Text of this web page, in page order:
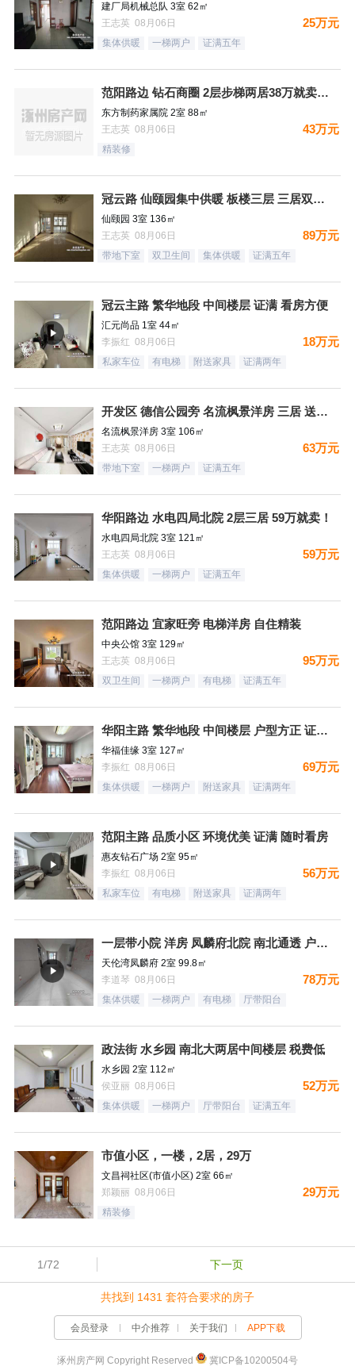
建厂局机械总队 3室 62㎡
王志英 08月06日
25万元
集体供暖 一梯两户 证满五年
范阳路边 钻石商圈 2层步梯两居38万就卖哦！
东方制药家属院 2室 88㎡
王志英 08月06日
43万元
精装修
冠云路 仙颐园集中供暖 板楼三层 三居双卫 集中供暖 ！送地
仙颐园 3室 136㎡
王志英 08月06日
89万元
带地下室 双卫生间 集体供暖 证满五年
冠云主路 繁华地段 中间楼层 证满 看房方便
汇元尚品 1室 44㎡
李振红 08月06日
18万元
私家车位 有电梯 附送家具 证满两年
开发区 德信公园旁 名流枫景洋房 三居 送地下室
名流枫景洋房 3室 106㎡
王志英 08月06日
63万元
带地下室 一梯两户 证满五年
华阳路边 水电四局北院 2层三居 59万就卖！
水电四局北院 3室 121㎡
王志英 08月06日
59万元
集体供暖 一梯两户 证满五年
范阳路边 宜家旺旁 电梯洋房 自住精装
中央公馆 3室 129㎡
王志英 08月06日
95万元
双卫生间 一梯两户 有电梯 证满五年
华阳主路 繁华地段 中间楼层 户型方正 证满 看房方便
华福佳缘 3室 127㎡
李振红 08月06日
69万元
集体供暖 一梯两户 附送家具 证满两年
范阳主路 品质小区 环境优美 证满 随时看房
惠友钻石广场 2室 95㎡
李振红 08月06日
56万元
私家车位 有电梯 附送家具 证满两年
一层带小院 洋房 凤麟府北院 南北通透 户型方正 看房有钥
天伦湾凤麟府 2室 99.8㎡
李道琴 08月06日
78万元
集体供暖 一梯两户 有电梯 厅带阳台
政法街 水乡园 南北大两居中间楼层 税费低
水乡园 2室 112㎡
侯亚丽 08月06日
52万元
集体供暖 一梯两户 厅带阳台 证满五年
市值小区，一楼，2居，29万
文昌祠社区(市值小区) 2室 66㎡
郑颖丽 08月06日
29万元
精装修
1/72 下一页
共找到 1431 套符合要求的房子
会员登录 中介推荐 关于我们 APP下载
涿州房产网 Copyright Reserved 冀ICP备10200504号